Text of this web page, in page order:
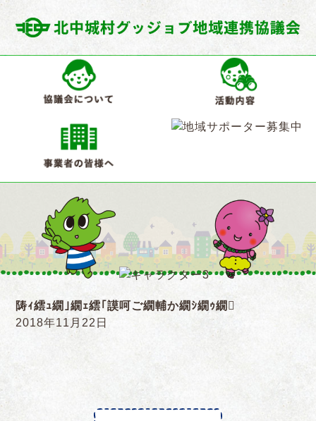
陦ｨ繧ｭ繝｣繝ｪ繧｢謨呵ご繝輔か繝ｼ繝ｩ繝
2018年11月22日